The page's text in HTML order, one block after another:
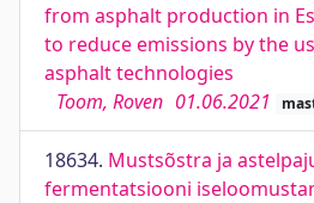
from asphalt production in
to reduce emissions by the
asphalt technologies
Toom, Roven 01.06.2021
18634. Mustsõstra ja
fermentatsiooni